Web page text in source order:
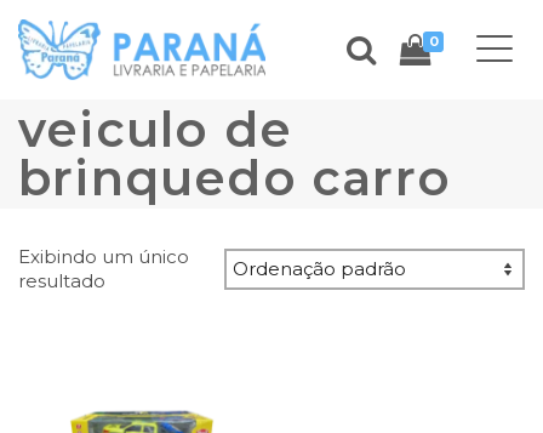
0
veiculo de
brinquedo carro
Exibindo um único
resultado